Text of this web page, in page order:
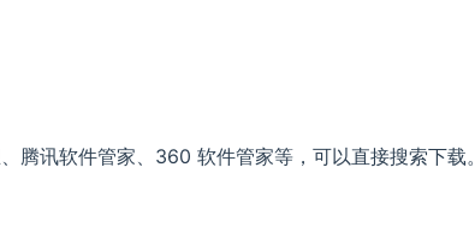
腾讯软件管家、360 软件管家等，可以直接搜索下载。